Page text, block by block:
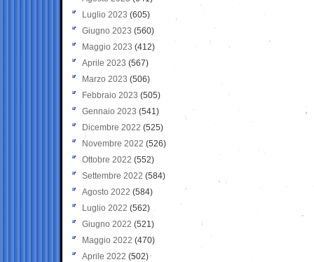
Luglio 2023 (605)
Giugno 2023 (560)
Maggio 2023 (412)
Aprile 2023 (567)
Marzo 2023 (506)
Febbraio 2023 (505)
Gennaio 2023 (541)
Dicembre 2022 (525)
Novembre 2022 (526)
Ottobre 2022 (552)
Settembre 2022 (584)
Agosto 2022 (584)
Luglio 2022 (562)
Giugno 2022 (521)
Maggio 2022 (470)
Aprile 2022 (502)